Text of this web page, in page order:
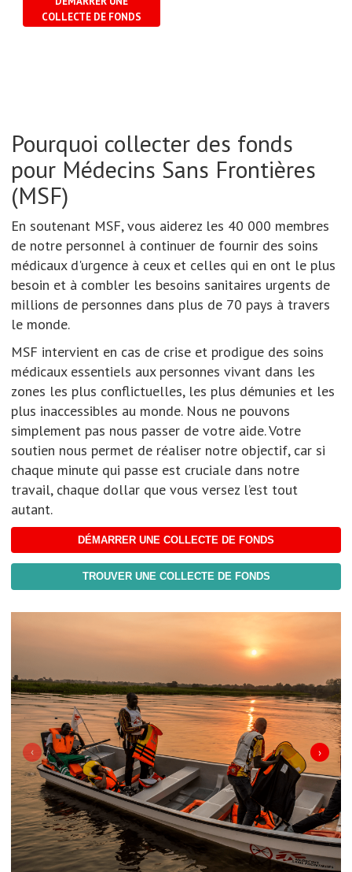
COLLECTE DE FONDS
Pourquoi collecter des fonds
pour Médecins Sans Frontières
(MSF)
En soutenant MSF, vous aiderez les 40 000 membres
de notre personnel à continuer de fournir des soins
médicaux d'urgence à ceux et celles qui en ont le plus
besoin et à combler les besoins sanitaires urgents de
millions de personnes dans plus de 70 pays à travers
le monde.
MSF intervient en cas de crise et prodigue des soins
médicaux essentiels aux personnes vivant dans les
zones les plus conflictuelles, les plus démunies et les
plus inaccessibles au monde. Nous ne pouvons
simplement pas nous passer de votre aide. Votre
soutien nous permet de réaliser notre objectif, car si
chaque minute qui passe est cruciale dans notre
travail, chaque dollar que vous versez l’est tout
autant.
DÉMARRER UNE COLLECTE DE FONDS
TROUVER UNE COLLECTE DE FONDS
‹ ›